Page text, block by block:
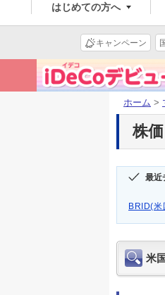
はじめての方へ
キャンペーン
ホーム >
株価
最近
BRID(米